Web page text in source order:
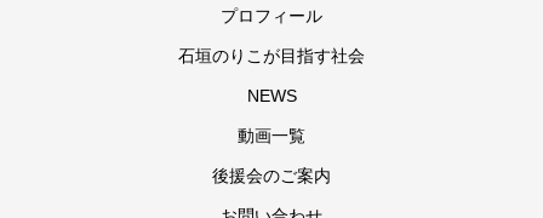
プロフィール
石垣のりこが目指す社会
NEWS
動画一覧
後援会のご案内